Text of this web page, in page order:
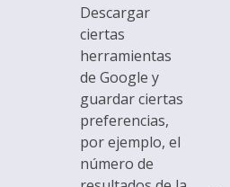
Descargar
ciertas
herramientas
de Google y
guardar ciertas
preferencias,
por ejemplo, el
número de